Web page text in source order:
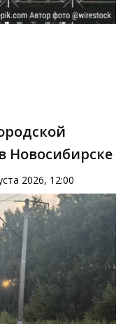
Новосибирске
2026, 12:00